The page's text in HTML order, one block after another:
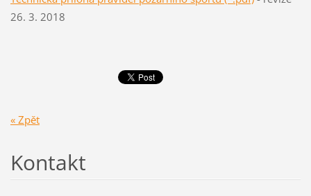
26. 3. 2018
« Zpět
Kontakt